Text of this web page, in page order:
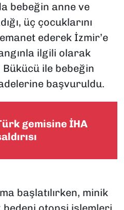
bebeğin anne ve
üç çocuklarını
ederek İzmir’e
ilgili olarak
ile bebeğin
başvuruldu.
gemisine İHA
başlatılırken, minik